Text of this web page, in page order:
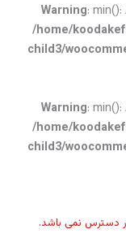
Warning:
/home/
child3/
Warning:
/home/
child3/
دسترس نمی باشد.